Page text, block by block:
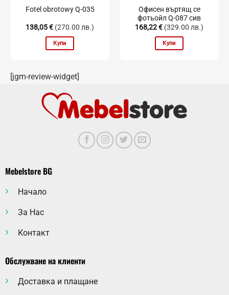
Fotel obrotowy Q-035
138,05€ (270.00 лв.)
Купи
Офисен въртящ се
фотьойл Q-087 сив
168,22€ (329.00 лв.)
Купи
[jgm-review-widget]
Mebelstore BG
Начало
За Нас
Контакт
Обслужване на клиенти
Доставка и плащане